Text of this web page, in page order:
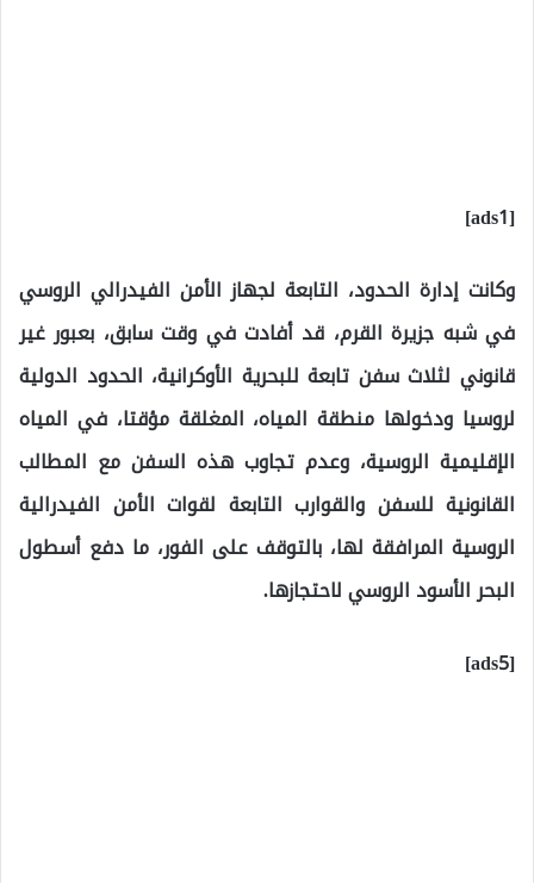
[ads1]
وكانت إدارة الحدود، التابعة لجهاز الأمن الفيدرالي الروسي
في شبه جزيرة القرم، قد أفادت في وقت سابق، بعبور غير
قانوني لثلاث سفن تابعة للبحرية الأوكرانية، الحدود الدولية
لروسيا ودخولها منطقة المياه، المغلقة مؤقتا، في المياه
الإقليمية الروسية، وعدم تجاوب هذه السفن مع المطالب
القانونية للسفن والقوارب التابعة لقوات الأمن الفيدرالية
الروسية المرافقة لها، بالتوقف على الفور، ما دفع أسطول
البحر الأسود الروسي لاحتجازها.
[ads5]